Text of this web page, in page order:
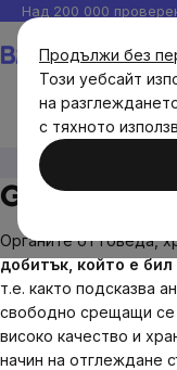
Продължи без
Този уебсайт
на
с тяхното
Прескочи
към
съдържанието
Над 200 000
Grass-fed
Grass-fed
Органите от говеда,
добитък, който е бил
т.е. както подсказва
свободно срещащи се
високо качество и
начин на отглеждане